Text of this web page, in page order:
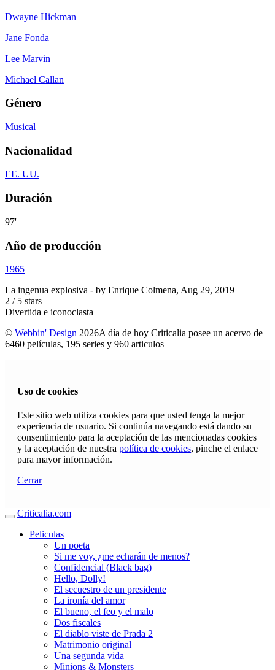
Dwayne Hickman
Jane Fonda
Lee Marvin
Michael Callan
Género
Musical
Nacionalidad
EE. UU.
Duración
97'
Año de producción
1965
La ingenua explosiva - by Enrique Colmena, Aug 29, 2019
2 / 5 stars
Divertida e iconoclasta
© Webbin' Design 2026A día de hoy Criticalia posee un acervo de
6460 películas, 195 series y 960 articulos
Uso de cookies
Este sitio web utiliza cookies para que usted tenga la mejor
experiencia de usuario. Si continúa navegando está dando su
consentimiento para la aceptación de las mencionadas cookies
y la aceptación de nuestra política de cookies, pinche el enlace
para mayor información.
Cerrar
Criticalia.com
Peliculas
Un poeta
Si me voy, ¿me echarán de menos?
Confidencial (Black bag)
Hello, Dolly!
El secuestro de un presidente
La ironía del amor
El bueno, el feo y el malo
Dos fiscales
El diablo viste de Prada 2
Matrimonio original
Una segunda vida
Minions & Monsters